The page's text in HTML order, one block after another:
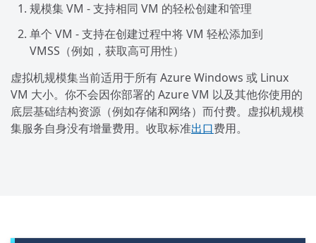
规模集 VM - 支持相同 VM 的轻松创建和管理
单个 VM - 支持在创建过程中将 VM 轻松添加到
VMSS（例如，获取高可用性）
虚拟机规模集当前适用于所有 Azure Windows 或 Linux
VM 大小。你不会因你部署的 Azure VM 以及其他你使用的
底层基础结构资源（例如存储和网络）而付费。虚拟机规模
集服务自身没有增量费用。收取标准出口费用。